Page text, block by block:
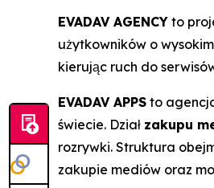
EVADAV AGENCY to
użytkowników o
kierując ruch do
EVADAV APPS to
świecie. Dział zakupu
rozrywki. Struktura
zakupie mediów oraz